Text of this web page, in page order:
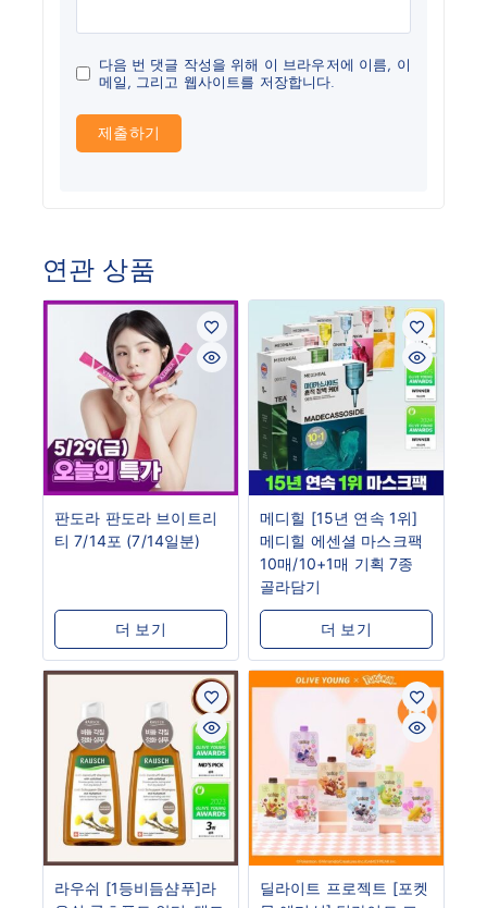
다음 번 댓글 작성을 위해 이 브라우저에 이름, 이
메일, 그리고 웹사이트를 저장합니다.
연관 상품
판도라 판도라 브이트리
티 7/14포 (7/14일분)
더 보기
메디힐 [15년 연속 1위]
메디힐 에센셜 마스크팩
10매/10+1매 기획 7종
골라담기
더 보기
라우쉬 [1등비듬샴푸]라
딜라이트 프로젝트 [포켓